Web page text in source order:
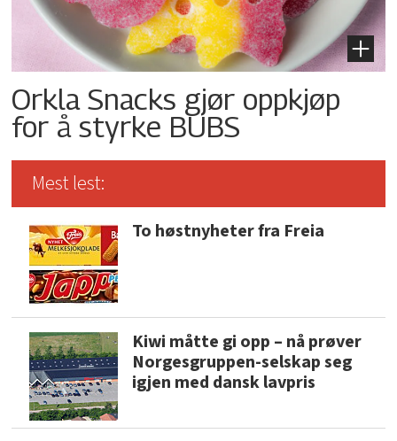
Orkla Snacks gjør oppkjøp
for å styrke BUBS
Mest lest:
To høstnyheter fra Freia
Kiwi måtte gi opp – nå prøver
Norgesgruppen-selskap seg
igjen med dansk lavpris